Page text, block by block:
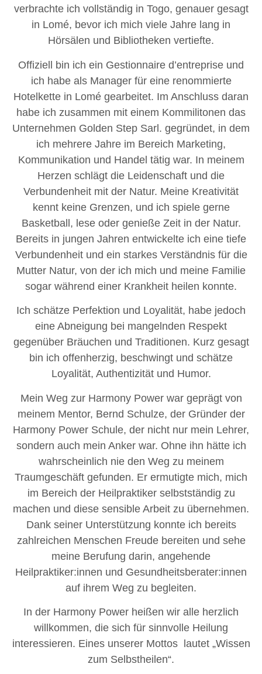
verbrachte ich vollständig in Togo, genauer gesagt
in Lomé, bevor ich mich viele Jahre lang in
Hörsälen und Bibliotheken vertiefte.
Offiziell bin ich ein Gestionnaire d’entreprise und
ich habe als Manager für eine renommierte
Hotelkette in Lomé gearbeitet. Im Anschluss daran
habe ich zusammen mit einem Kommilitonen das
Unternehmen Golden Step Sarl. gegründet, in dem
ich mehrere Jahre im Bereich Marketing,
Kommunikation und Handel tätig war. In meinem
Herzen schlägt die Leidenschaft und die
Verbundenheit mit der Natur. Meine Kreativität
kennt keine Grenzen, und ich spiele gerne
Basketball, lese oder genieße Zeit in der Natur.
Bereits in jungen Jahren entwickelte ich eine tiefe
Verbundenheit und ein starkes Verständnis für die
Mutter Natur, von der ich mich und meine Familie
sogar während einer Krankheit heilen konnte.
Ich schätze Perfektion und Loyalität, habe jedoch
eine Abneigung bei mangelnden Respekt
gegenüber Bräuchen und Traditionen. Kurz gesagt
bin ich offenherzig, beschwingt und schätze
Loyalität, Authentizität und Humor.
Mein Weg zur Harmony Power war geprägt von
meinem Mentor, Bernd Schulze, der Gründer der
Harmony Power Schule, der nicht nur mein Lehrer,
sondern auch mein Anker war. Ohne ihn hätte ich
wahrscheinlich nie den Weg zu meinem
Traumgeschäft gefunden. Er ermutigte mich, mich
im Bereich der Heilpraktiker selbstständig zu
machen und diese sensible Arbeit zu übernehmen.
Dank seiner Unterstützung konnte ich bereits
zahlreichen Menschen Freude bereiten und sehe
meine Berufung darin, angehende
Heilpraktiker:innen und Gesundheitsberater:innen
auf ihrem Weg zu begleiten.
In der Harmony Power heißen wir alle herzlich
willkommen, die sich für sinnvolle Heilung
interessieren. Eines unserer Mottos lautet „Wissen
zum Selbstheilen“.